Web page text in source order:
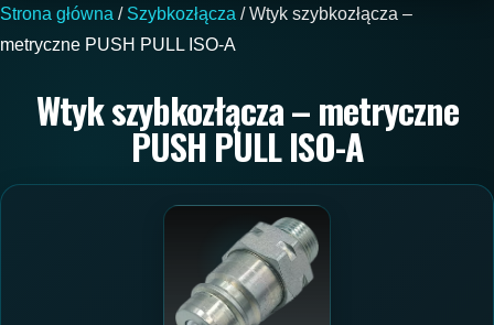
Strona główna / Szybkozłącza / Wtyk szybkozłącza –
metryczne PUSH PULL ISO-A
Wtyk szybkozłącza – metryczne
PUSH PULL ISO-A